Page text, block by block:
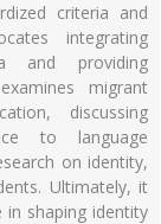
criteria and
integrating
and providing
migrant
discussing
to language
on identity,
Ultimately, it
in shaping identity